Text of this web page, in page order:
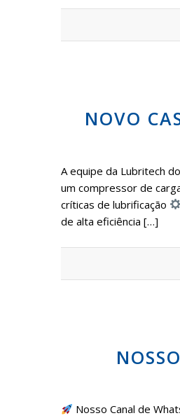
NOVO
A equipe da Lubritech
um compressor de
críticas de lubrificação
de alta eficiência […]
Nosso Canal de